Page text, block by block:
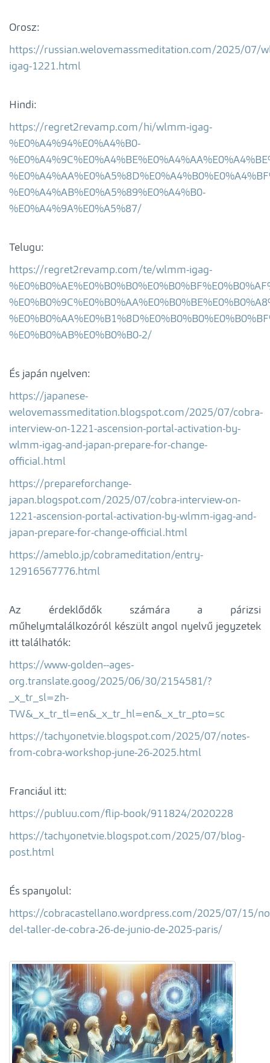
Orosz:
https://russian.welovemassmeditation.com/2025/07/
igag-1221.html
Hindi:
https://regret2revamp.com/hi/wlmm-igag-
%E0%A4%94%E0%A4%B0-
%E0%A4%AB%E0%A5%89%E0%A4%B0-
%E0%A4%9A%E0%A5%87/
Telugu:
https://regret2revamp.com/te/wlmm-igag-
%E0%B0%AB%E0%B0%B0-2/
És japán nyelven:
https://japanese-
welovemassmeditation.blogspot.com/2025/07/cobra-
interview-on-1221-ascension-portal-activation-by-
wlmm-igag-and-japan-prepare-for-change-
official.html
https://prepareforchange-
japan.blogspot.com/2025/07/cobra-interview-on-
1221-ascension-portal-activation-by-wlmm-igag-and-
japan-prepare-for-change-official.html
https://ameblo.jp/cobrameditation/entry-
12916567776.html
Az érdeklődők számára a párizsi
műhelymtalálkozóról készült angol nyelvű jegyzetek
itt találhatók:
https://www-golden--ages-
org.translate.goog/2025/06/30/2154581/?
_x_tr_sl=zh-
TW&_x_tr_tl=en&_x_tr_hl=en&_x_tr_pto=sc
https://tachyonetvie.blogspot.com/2025/07/notes-
from-cobra-workshop-june-26-2025.html
Franciául itt:
https://publuu.com/flip-book/911824/2020228
https://tachyonetvie.blogspot.com/2025/07/blog-
post.html
És spanyolul:
https://cobracastellano.wordpress.com/2025/07/15/
del-taller-de-cobra-26-de-junio-de-2025-paris/